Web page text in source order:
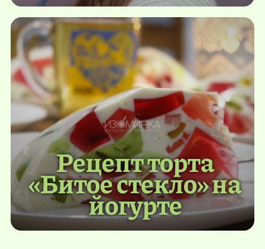
Рецепт торта
«Битое стекло» на
йогурте